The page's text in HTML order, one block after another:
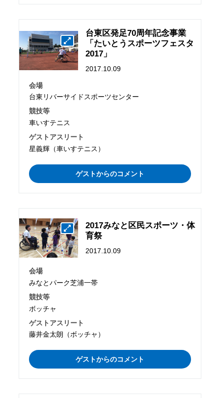
台東区発足70周年記念事業
「たいとうスポーツフェスタ
2017」
2017.10.09
会場
台東リバーサイドスポーツセンター
競技等
車いすテニス
ゲストアスリート
星義輝（車いすテニス）
ゲストからのコメント
2017みなと区民スポーツ・体
育祭
2017.10.09
会場
みなとパーク芝浦一帯
競技等
ボッチャ
ゲストアスリート
藤井金太朗（ボッチャ）
ゲストからのコメント